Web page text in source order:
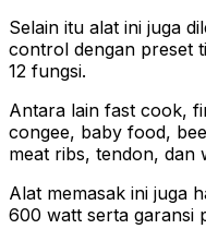
Selain itu alat ini juga
control dengan preset
12 fungsi.
Antara lain fast cook,
congee, baby food,
meat ribs, tendon, dan
Alat memasak ini juga
600 watt serta garansi